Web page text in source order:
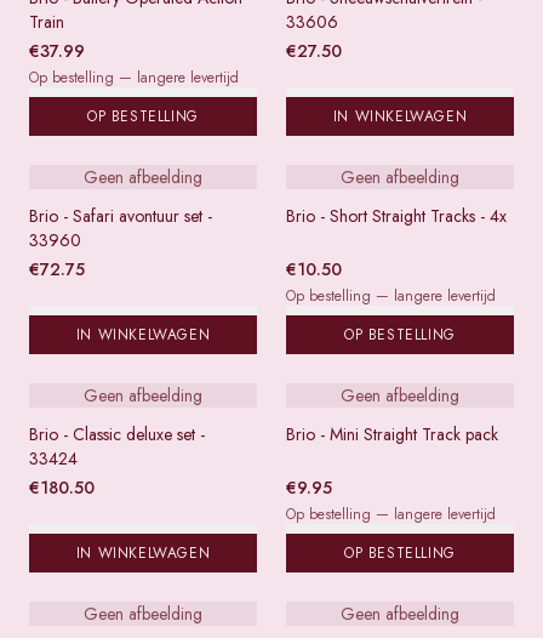
Train
€37.99
Op bestelling — langere levertijd
OP BESTELLING
33606
€27.50
IN WINKELWAGEN
Geen afbeelding
Brio - Safari avontuur set -
33960
€72.75
IN WINKELWAGEN
Geen afbeelding
Brio - Short Straight Tracks - 4x
€10.50
Op bestelling — langere levertijd
OP BESTELLING
Geen afbeelding
Brio - Classic deluxe set -
33424
€180.50
IN WINKELWAGEN
Geen afbeelding
Brio - Mini Straight Track pack
€9.95
Op bestelling — langere levertijd
OP BESTELLING
Geen afbeelding
Geen afbeelding